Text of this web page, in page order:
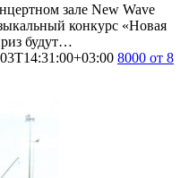
зале New Wave
конкурс «Новая
будут…
8000 от 8